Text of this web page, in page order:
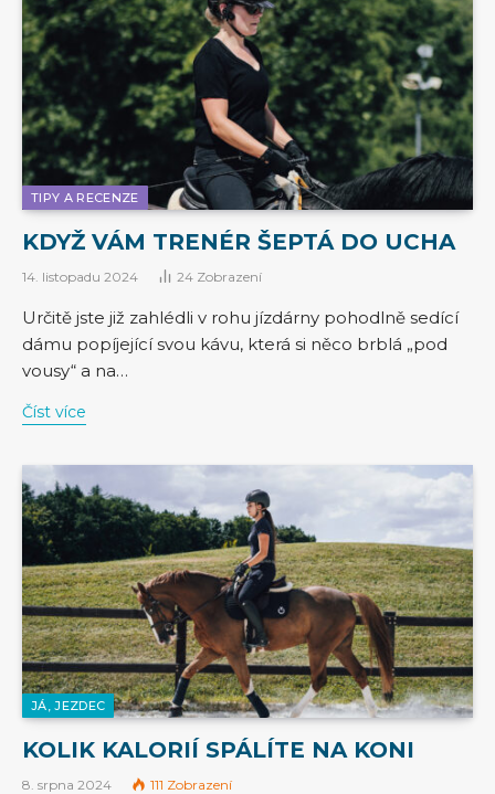
TIPY A RECENZE
KDYŽ VÁM TRENÉR ŠEPTÁ DO UCHA
14. listopadu 2024 24 Zobrazení
Určitě jste již zahlédli v rohu jízdárny pohodlně sedící
dámu popíjející svou kávu, která si něco brblá „pod
vousy“ a na…
Číst více
JÁ, JEZDEC
KOLIK KALORIÍ SPÁLÍTE NA KONI
8. srpna 2024 111 Zobrazení